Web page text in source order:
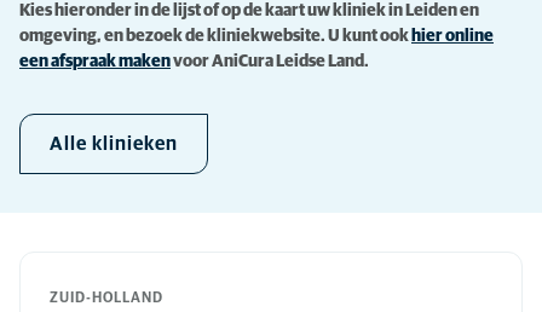
Kies hieronder in de lijst of op de kaart uw kliniek in Leiden en
omgeving, en bezoek de kliniekwebsite. U kunt ook hier online
een afspraak makenvoor AniCura Leidse Land.
Alle klinieken
ZUID-HOLLAND